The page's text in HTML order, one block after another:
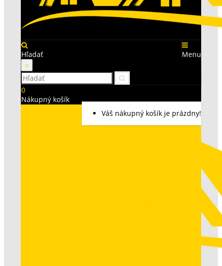
Menu
Hľadať
×
0
Nákupný košík
Váš nákupný košík je prázdny!